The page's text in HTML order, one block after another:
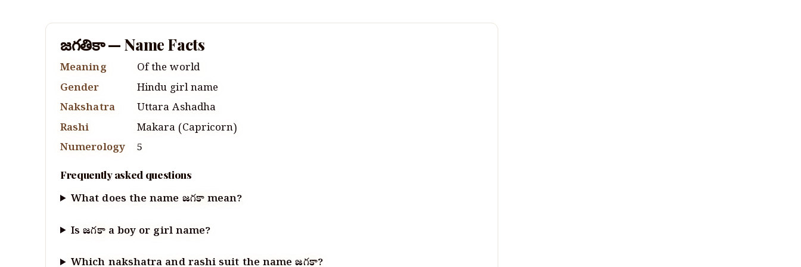
జగతికా— Name Facts
Meaning
Of the world
Gender
Hindu girlname
Nakshatra
Uttara Ashadha
Rashi
Makara (Capricorn)
Numerology
5
Frequently asked questions
What does the name జగతికా mean?
Is జగతికా a boy or girl name?
Which nakshatra and rashi suit the name జగతికా?